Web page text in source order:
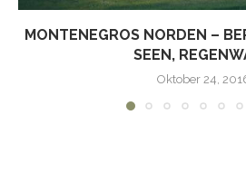
MONTENEGROS NORDEN –
SEEN,
Oktober 24,